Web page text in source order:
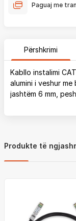
Paguaj me
Përshkrimi
Kabllo instalimi
alumini i veshur
jashtëm 6 mm,
Produkte të